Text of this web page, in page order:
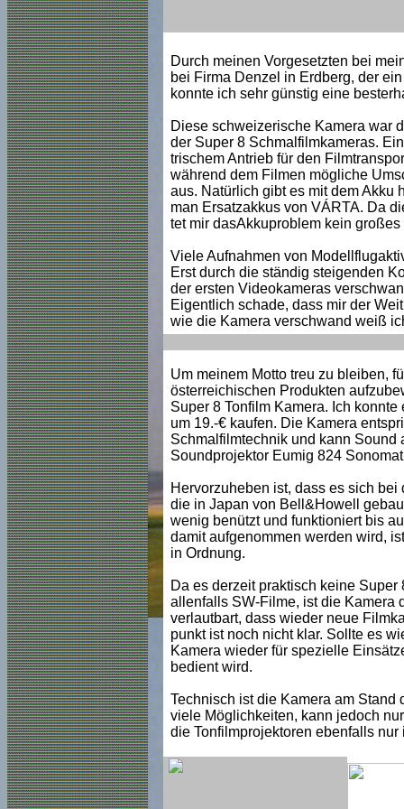
Durch meinen Vorgesetzten bei
bei Firma Denzel in Erdberg, der
konnte ich sehr günstig eine
Diese schweizerische Kamera war
der Super 8 Schmalfilmkameras.
trischem Antrieb für den
während dem Filmen mögliche
aus. Natürlich gibt es mit dem Akku
man Ersatzakkus von VÁRTA. Da
tet mir dasAkkuproblem kein
Viele Aufnahmen von
Erst durch die ständig steigenden
der ersten Videokameras
Eigentlich schade, dass mir der
wie die Kamera verschwand weiß
Um meinem Motto treu zu bleiben,
österreichischen Produkten
Super 8 Tonfilm Kamera. Ich
um 19.-€ kaufen. Die Kamera
Schmalfilmtechnik und kann Sound
Soundprojektor Eumig 824
Hervorzuheben ist, dass es sich
die in Japan von Bell&Howell
wenig benützt und funktioniert bis
damit aufgenommen werden wird,
in Ordnung.
Da es derzeit praktisch keine
allenfalls SW-Filme, ist die Kamera
verlautbart, dass wieder neue
punkt ist noch nicht klar. Sollte es
Kamera wieder für spezielle
bedient wird.
Technisch ist die Kamera am Stand
viele Möglichkeiten, kann jedoch
die Tonfilmprojektoren ebenfalls